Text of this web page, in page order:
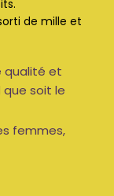
de mille et
qualité et
que soit le
femmes,